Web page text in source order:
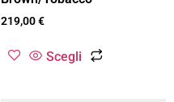
219,00€
Scegli